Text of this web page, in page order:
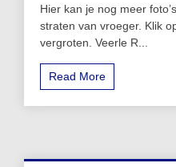
Hier kan je nog meer
straten van vroeger. Klik
vergroten. Veerle R...
Read More